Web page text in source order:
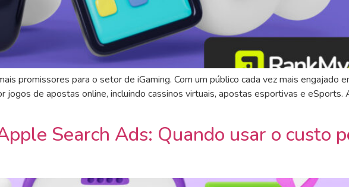
promissores para o setor de iGaming. Com um público cada vez mais engajado
de apostas online, incluindo cassinos virtuais, apostas esportivas e eSports.
Search Ads: Quando usar o custo